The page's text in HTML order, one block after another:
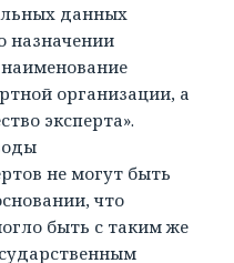
данных
назначении
организации, а
эксперта».
не могут быть
что
быть с таким же